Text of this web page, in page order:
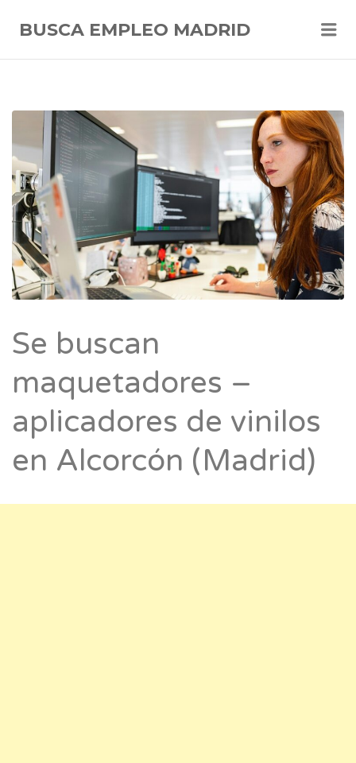
BUSCA EMPLEO MADRID
Se buscan
maquetadores –
aplicadores de vinilos
en Alcorcón (Madrid)